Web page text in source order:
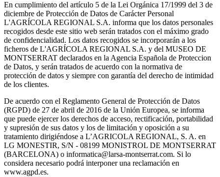
En cumplimiento del artículo 5 de la Lei Orgánica 17/1999 del 3 de
diciembre de Protección de Datos de Carácter Personal
L'AGRÍCOLA REGIONAL S.A. informa que los datos personales
recogidos desde este sitio web serán tratados con el máximo grado
de confidencialidad. Los datos recogidos se incorporarán a los
ficheros de L'AGRÍCOLA REGIONAL S.A. y del MUSEO DE
MONTSERRAT declarados en la Agencia Española de Proteccion
de Datos, y serán tratados de acuerdo con la normativa de
protección de datos y siempre con garantía del derecho de intimidad
de los clientes.
De acuerdo con el Reglamento General de Protección de Datos
(RGPD) de 27 de abril de 2016 de la Unión Europea, se informa
que puede ejercer los derechos de acceso, rectificación, portabilidad
y supresión de sus datos y los de limitación y oposición a su
tratamiento dirigiéndose a L’AGRICOLA REGIONAL, S. A. en
LG MONESTIR, S/N - 08199 MONISTROL DE MONTSERRAT
(BARCELONA) o informatica@larsa-montserrat.com. Si lo
considera necesario podrá interponer una reclamación en
www.agpd.es.